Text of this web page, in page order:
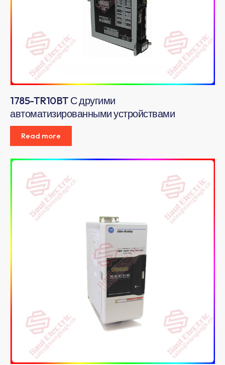
1785-TR10BT С другими
автоматизированными устройствами
Read more